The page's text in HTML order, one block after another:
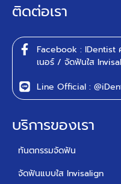
ติดต่อเรา
Facebook : IDentist
เนอร์ / จัดฟันใส
Line Official :
บริการของเรา
ทันตกรรมจัดฟัน
จัดฟันแบบใส Invisalign